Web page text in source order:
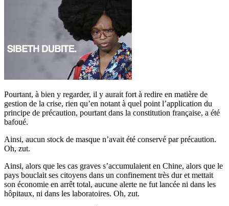
Pourtant, à bien y regarder, il y aurait fort à redire en matière de
gestion de la crise, rien qu’en notant à quel point l’application du
principe de précaution, pourtant dans la constitution française, a été
bafoué.
Ainsi, aucun stock de masque n’avait été conservé par précaution.
Oh, zut.
Ainsi, alors que les cas graves s’accumulaient en Chine, alors que le
pays bouclait ses citoyens dans un confinement très dur et mettait
son économie en arrêt total, aucune alerte ne fut lancée ni dans les
hôpitaux, ni dans les laboratoires. Oh, zut.